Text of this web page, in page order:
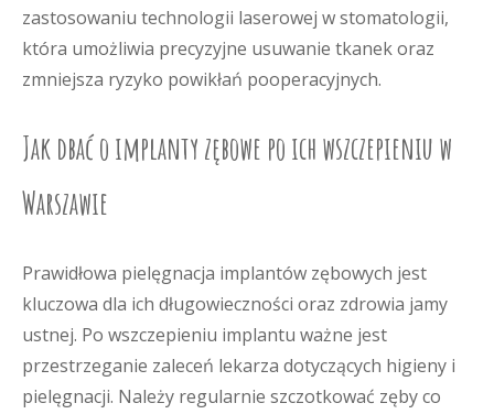
zastosowaniu technologii laserowej w stomatologii,
która umożliwia precyzyjne usuwanie tkanek oraz
zmniejsza ryzyko powikłań pooperacyjnych.
Jak dbać o implanty zębowe po ich wszczepieniu w
Warszawie
Prawidłowa pielęgnacja implantów zębowych jest
kluczowa dla ich długowieczności oraz zdrowia jamy
ustnej. Po wszczepieniu implantu ważne jest
przestrzeganie zaleceń lekarza dotyczących higieny i
pielęgnacji. Należy regularnie szczotkować zęby co